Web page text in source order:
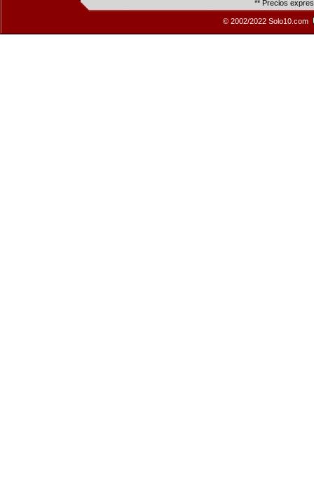
** Precios
© 2002/2022 Solo10.com